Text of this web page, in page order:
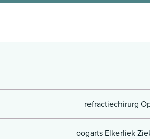
refractiechirurg
oogarts Elkerliek